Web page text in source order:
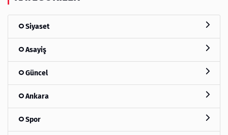
Siyaset
Asayiş
Güncel
Ankara
Spor